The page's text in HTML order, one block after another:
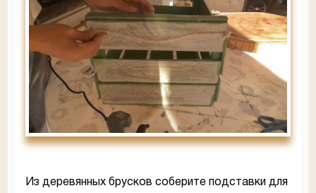
Из деревянных брусков соберите подставки для